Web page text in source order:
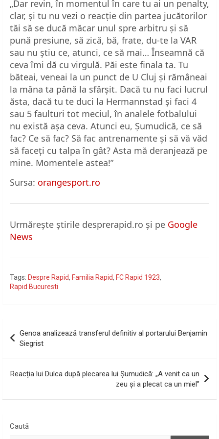
„Dar revin, în momentul în care tu ai un penalty,
clar, și tu nu vezi o reacție din partea jucătorilor
tăi să se ducă măcar unul spre arbitru și să
pună presiune, să zică, bă, frate, du-te la VAR
sau nu știu ce, atunci, ce să mai… Înseamnă că
ceva îmi dă cu virgulă. Păi este finala ta. Tu
băteai, veneai la un punct de U Cluj și rămâneai
la mâna ta până la sfârșit. Dacă tu nu faci lucrul
ăsta, dacă tu te duci la Hermannstad și faci 4
sau 5 faulturi tot meciul, în analele fotbalului
nu există așa ceva. Atunci eu, Șumudică, ce să
fac? Ce să fac? Să fac antrenamente și să vă văd
să faceți cu talpa în gât? Asta mă deranjează pe
mine. Momentele astea!”
Sursa: orangesport.ro
Urmărește știrile desprerapid.ro și pe Google
News
Tags: Despre Rapid, Familia Rapid, FC Rapid 1923,
Rapid Bucuresti
în
articole
Genoa analizează transferul definitiv al portarului Benjamin
Siegrist
Reacția lui Dulca după plecarea lui Șumudică: „A venit ca un
zeu și a plecat ca un miel”
Caută